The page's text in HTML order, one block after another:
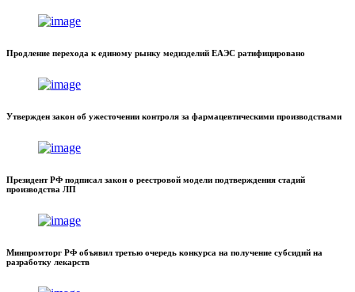
Продление перехода к единому рынку медизделий ЕАЭС ратифицировано
Утвержден закон об ужесточении контроля за фармацевтическими производствами
Президент РФ подписал закон о реестровой модели подтверждения стадий
производства ЛП
Минпромторг РФ объявил третью очередь конкурса на получение субсидий на
разработку лекарств